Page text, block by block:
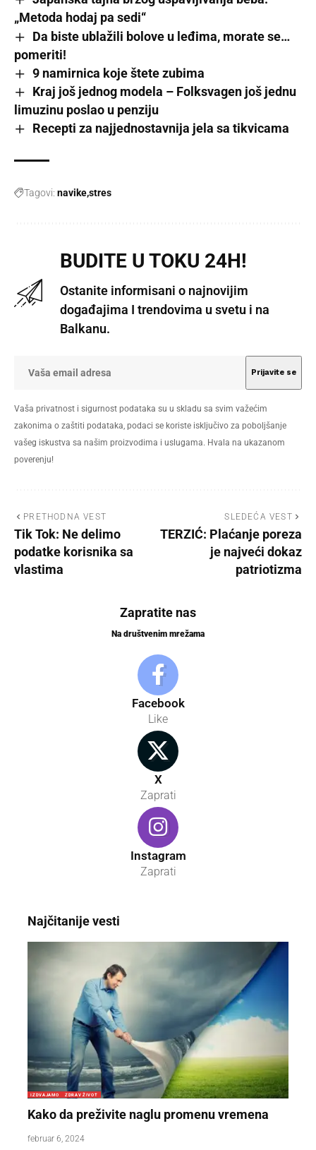
„Metoda hodaj pa sedi“
Da biste ublažili bolove u leđima, morate se…
pomeriti!
9 namirnica koje štete zubima
Kraj još jednog modela – Folksvagen još jednu
limuzinu poslao u penziju
Recepti za najjednostavnija jela sa tikvicama
Tagovi: navikestres
BUDITE U TOKU 24H!
Ostanite informisani o najnovijim
događajima I trendovima u svetu i na
Balkanu.
Vaša privatnost i sigurnost podataka su u skladu sa svim važećim
zakonima o zaštiti podataka, podaci se koriste isključivo za poboljšanje
vašeg iskustva sa našim proizvodima i uslugama. Hvala na ukazanom
poverenju!
PRETHODNA VEST
Tik Tok: Ne delimo
podatke korisnika sa
vlastima
SLEDEĆA VEST
TERZIĆ: Plaćanje poreza
je najveći dokaz
patriotizma
Zapratite nas
Na društvenim mrežama
Facebook
Like
X
Zaprati
Instagram
Zaprati
Najčitanije vesti
IZDVAJAMO ZDRAV ŽIVOT
Kako da preživite naglu promenu vremena
februar 6, 2024